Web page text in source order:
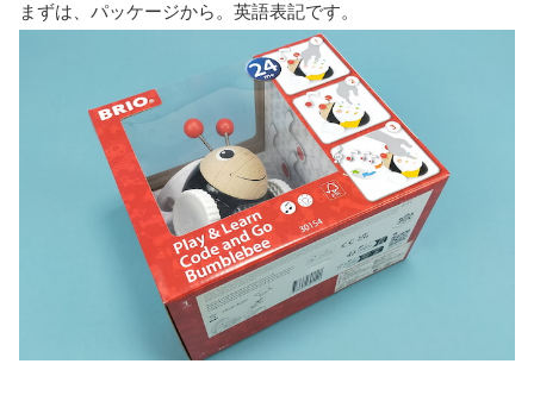
まずは、パッケージから。英語表記です。